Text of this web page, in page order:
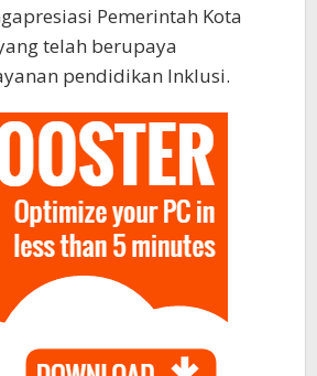
Pemerintah Kota
telah berupaya
pendidikan Inklusi.